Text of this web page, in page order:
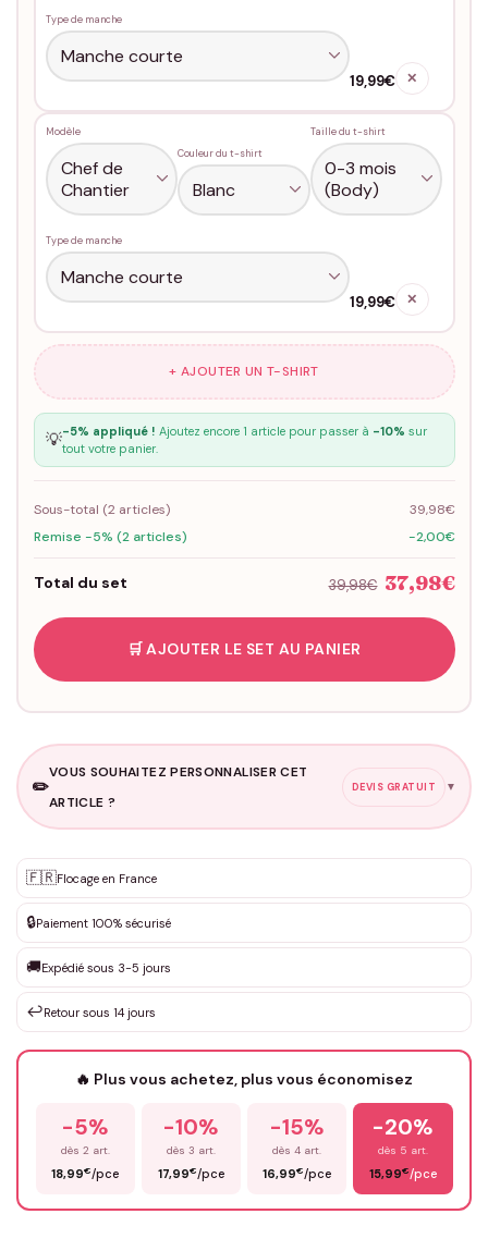
Type de manche
19,99€ ✕
Modèle
Couleur du t-shirt
Taille du t-shirt
Type de manche
19,99€ ✕
+ AJOUTER UN T-SHIRT
💡-5% appliqué ! Ajoutez encore 1 article pour passer à -10% sur
tout votre panier.
Sous-total (2articles)
39,98€
Remise -5% (2 articles)
-2,00€
Total du set 39,98€ 37,98€
🛒 AJOUTER LE SET AU PANIER
✏️
VOUS SOUHAITEZ PERSONNALISER CET
ARTICLE ?
DEVIS GRATUIT ▼
✨ Personnalisation sur mesure
DEVIS GRATUIT · Personnalisation de 3 à 10€ selon la demande
Que souhaitez-vous ?*
Votre texte / idée*
Prénom*
🇫🇷Flocage en France
🔒Paiement 100% sécurisé
🚚Expédié sous 3-5 jours
↩️Retour sous 14 jours
🔥 Plus vous achetez, plus vous économisez
-5%
dès 2 art.
18,99€/pce
-10%
dès 3 art.
17,99€/pce
-15%
dès 4 art.
16,99€/pce
-20%
dès 5 art.
15,99€/pce